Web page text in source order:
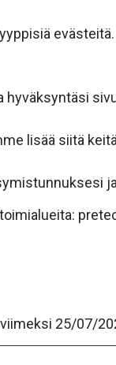
hyväksyntäsi
lisää siitä
25/07/